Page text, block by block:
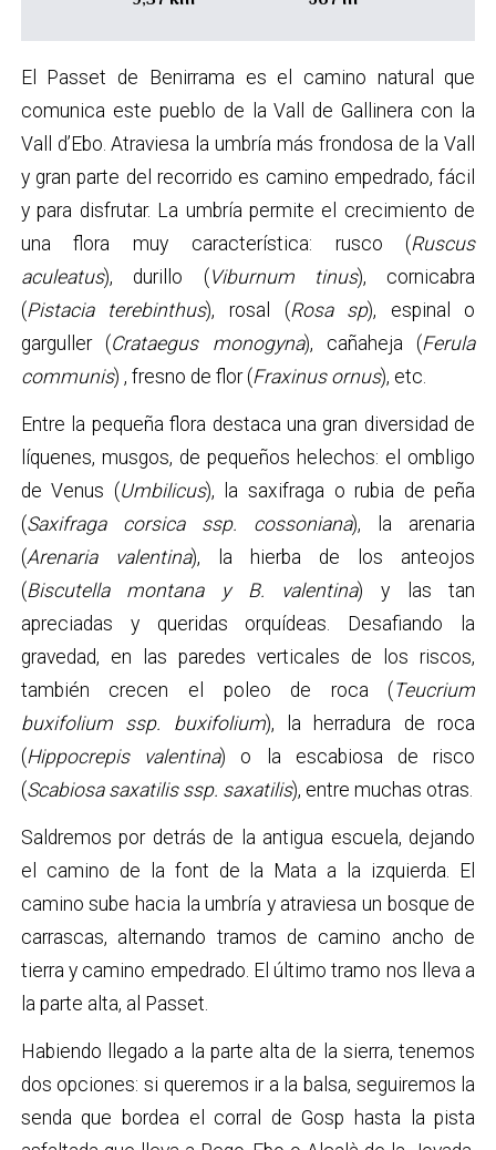
El Passet de Benirrama es el camino natural que
comunica este pueblo de la Vall de Gallinera con la
Vall d’Ebo. Atraviesa la umbría más frondosa de la Vall
y gran parte del recorrido es camino empedrado, fácil
y para disfrutar. La umbría permite el crecimiento de
una flora muy característica: rusco (Ruscus
aculeatus), durillo (Viburnum tinus), cornicabra
(Pistacia terebinthus), rosal (Rosa sp), espinal o
garguller (Crataegus monogyna), cañaheja (Ferula
communis) , fresno de flor (Fraxinus ornus), etc.
Entre la pequeña flora destaca una gran diversidad de
líquenes, musgos, de pequeños helechos: el ombligo
de Venus (Umbilicus), la saxifraga o rubia de peña
(Saxifraga corsica ssp. cossoniana), la arenaria
(Arenaria valentina), la hierba de los anteojos
(Biscutella montana y B. valentina) y las tan
apreciadas y queridas orquídeas. Desafiando la
gravedad, en las paredes verticales de los riscos,
también crecen el poleo de roca ( Teucrium
buxifolium ssp. buxifolium), la herradura de roca
(Hippocrepis valentina) o la escabiosa de risco
(Scabiosa saxatilis ssp. saxatilis), entre muchas otras.
Saldremos por detrás de la antigua escuela, dejando
el camino de la font de la Mata a la izquierda. El
camino sube hacia la umbría y atraviesa un bosque de
carrascas, alternando tramos de camino ancho de
tierra y camino empedrado. El último tramo nos lleva a
la parte alta, al Passet.
Habiendo llegado a la parte alta de la sierra, tenemos
dos opciones: si queremos ir a la balsa, seguiremos la
senda que bordea el corral de Gosp hasta la pista